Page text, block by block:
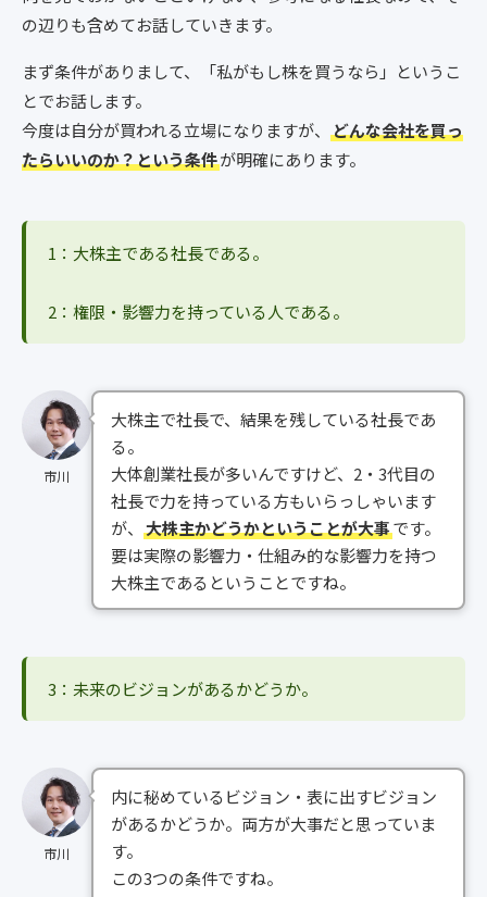
の辺りも含めてお話していきます。
まず条件がありまして、「私がもし株を買うなら」というこ
とでお話します。
今度は自分が買われる立場になりますが、 どんな会社を買っ
たらいいのか？という条件が明確にあります。
1：大株主である社長である。
2：権限・影響力を持っている人である。
市川
大株主で社長で、結果を残している社長であ
る。
大体創業社長が多いんですけど、2・3代目の
社長で力を持っている方もいらっしゃいます
が、 大株主かどうかということが大事です。
要は実際の影響力・仕組み的な影響力を持つ
大株主であるということですね。
3：未来のビジョンがあるかどうか。
市川
内に秘めているビジョン・表に出すビジョン
があるかどうか。両方が大事だと思っていま
す。
この3つの条件ですね。